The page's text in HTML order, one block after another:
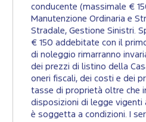
conducente (massimale €
Manutenzione Ordinaria e
Stradale, Gestione Sinistri.
€ 150 addebitate con il
di noleggio rimarranno
dei prezzi di listino della
oneri fiscali, dei costi e dei
tasse di proprietà oltre che
disposizioni di legge vigenti
è soggetta a condizioni. I